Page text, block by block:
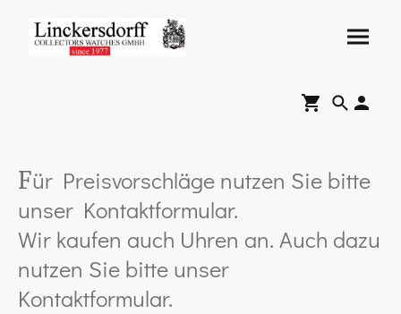
Für Preisvorschläge nutzen Sie bitte
unser Kontaktformular.
Wir kaufen auch Uhren an. Auch dazu
nutzen Sie bitte unser
Kontaktformular.